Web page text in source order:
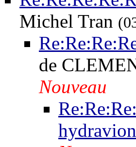
Michel Tran
de
Nouveau
hydravion